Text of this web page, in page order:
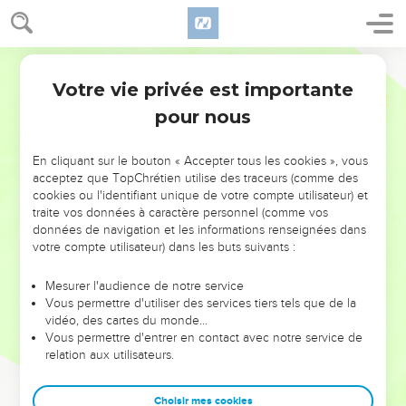
NE MANQUEZ PAS L’ÉVÉNEMENT
DE L’ANNÉE !
ET SI LEURS ERREURS POUVAIENT VOUS ÉVITER LES
VOTRES ?
leur foi ou leur vision. Mais on voit moins les doutes, les erreurs
et les saisons difficiles qu'ils ont traversés, alors même que ce
sont elles qui les ont façonnés.
Dans cette conférence, leaders, entrepreneurs, et responsables
clés pour avancer avec plus de sagesse afin que leurs erreurs
Votre vie privée est importante
pour nous
En cliquant sur le bouton « Accepter tous les cookies », vous
acceptez que TopChrétien utilise des traceurs (comme des
cookies ou l'identifiant unique de votre compte utilisateur) et
traite vos données à caractère personnel (comme vos
données de navigation et les informations renseignées dans
votre compte utilisateur) dans les buts suivants :
Mesurer l'audience de notre service
Vous permettre d'utiliser des services tiers tels que de la
vidéo, des cartes du monde…
Vous permettre d'entrer en contact avec notre service de
relation aux utilisateurs.
Choisir mes cookies